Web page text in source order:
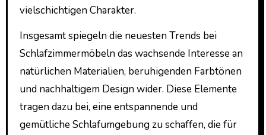
vielschichtigen Charakter.
Insgesamt spiegeln die neuesten Trends bei
Schlafzimmermöbeln das wachsende Interesse an
natürlichen Materialien, beruhigenden Farbtönen
und nachhaltigem Design wider. Diese Elemente
tragen dazu bei, eine entspannende und
gemütliche Schlafumgebung zu schaffen, die für